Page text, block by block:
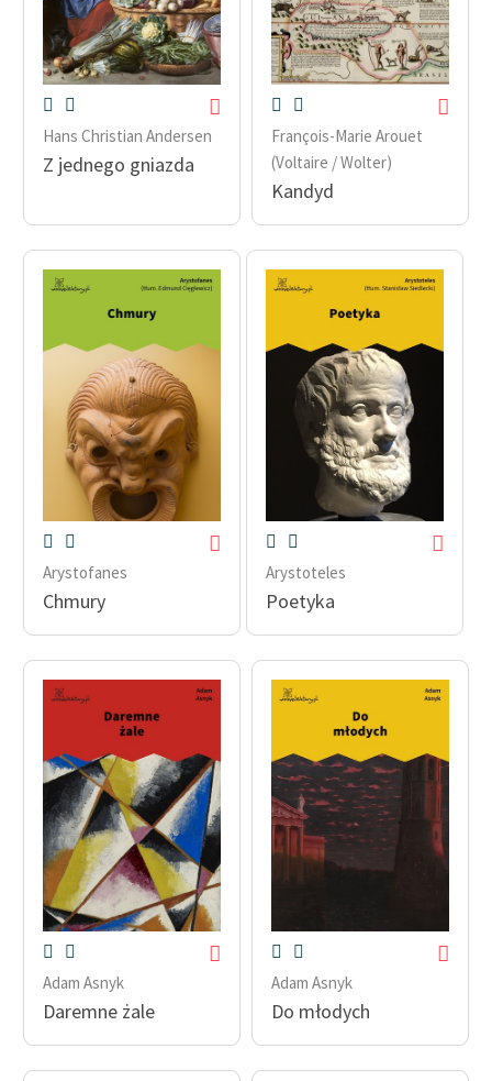
Hans Christian Andersen
Z jednego gniazda
François-Marie Arouet
(Voltaire / Wolter)
Kandyd
Arystofanes
Chmury
Arystoteles
Poetyka
Adam Asnyk
Daremne żale
Adam Asnyk
Do młodych